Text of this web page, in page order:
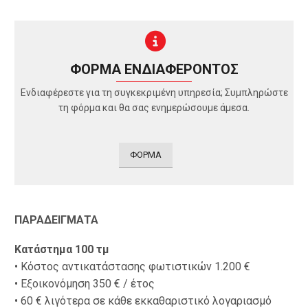
ΦΟΡΜΑ ΕΝΔΙΑΦΕΡΟΝΤΟΣ
Ενδιαφέρεστε για τη συγκεκριμένη υπηρεσία; Συμπληρώστε
τη φόρμα και θα σας ενημερώσουμε άμεσα.
ΦΟΡΜΑ
ΠΑΡΑΔΕΙΓΜΑΤΑ
Κατάστημα 100 τμ
• Κόστος αντικατάστασης φωτιστικών 1.200 €
• Εξοικονόμηση 350 € / έτος
• 60 € λιγότερα σε κάθε εκκαθαριστικό λογαριασμό